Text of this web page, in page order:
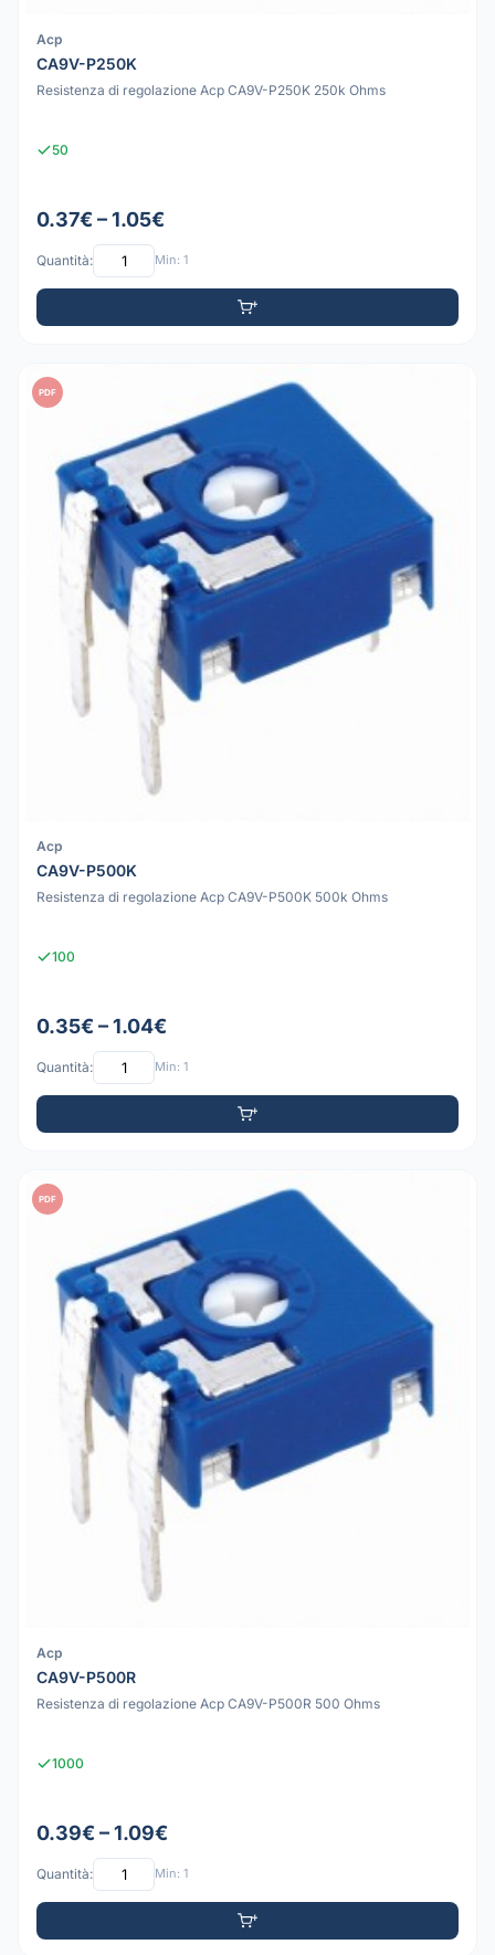
Acp
CA9V-P250K
Resistenza di regolazione Acp CA9V-P250K 250k Ohms
50
0.37€ – 1.05€
Quantità: Min: 1
PDF
Acp
CA9V-P500K
Resistenza di regolazione Acp CA9V-P500K 500k Ohms
100
0.35€ – 1.04€
Quantità: Min: 1
PDF
Acp
CA9V-P500R
Resistenza di regolazione Acp CA9V-P500R 500 Ohms
1000
0.39€ – 1.09€
Quantità: Min: 1